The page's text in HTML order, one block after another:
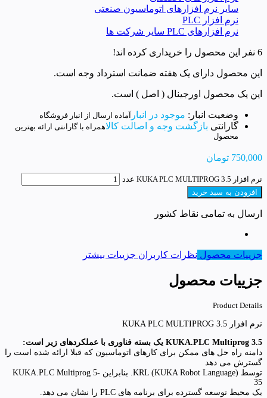
سایر نرم افزارهای اتوماسیون صنعتی
نرم افزار PLC
نرم افزارهای PLC سایر شرکت ها
6 نفر این محصول را خریداری کرده اند!
این محصول دارای یک هفته ضمانت استرداد وجه است.
این یک محصول اورجینال ( اصل ) است.
وضعیت انبار: موجود در انبار آماده ارسال از انبار فروشگاه
گارانتی بازگشت وجه و اصالت کالاهمراه با گارانتی ارائه بهترین
محصول
750,000 تومان
نرم افزار KUKA PLC MULTIPROG 3.5 عدد
افزودن به سبد خرید
ارسال به تمامی نقاط کشور
جزییات محصول نظرات کاربران جزییات بیشتر
جزییات محصول
Product Details
نرم افزار KUKA PLC MULTIPROG 3.5
KUKA.PLC Multiprog 3.5 یک بسته فناوری با عملکردهای زیر است:
دامنه راه حل های ممکن برای کارهای اتوماسیون که قبلا ارائه شده است را
گسترش می دهد
توسط KRL (KUKA Robot Language). بنابراین KUKA.PLC Multiprog 5-
35
یک محیط توسعه گسترده برای برنامه های PLC را نشان می دهد.